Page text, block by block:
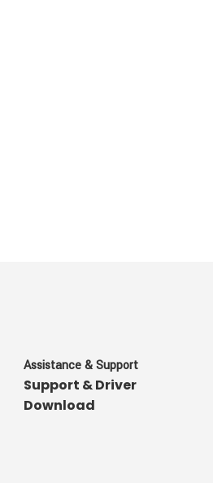
Assistance & Support
Support & Driver
Download